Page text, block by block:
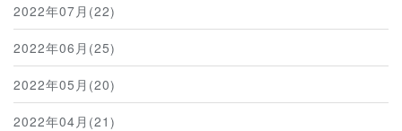
2022年07月(22)
2022年06月(25)
2022年05月(20)
2022年04月(21)